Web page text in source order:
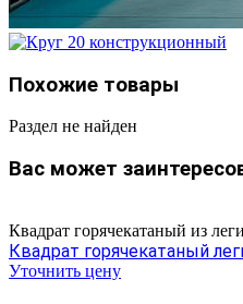
Похожие товары
Раздел не найден
Вас может
Квадрат горячекатаный из
Квадрат горячекатаный
Уточнить цену